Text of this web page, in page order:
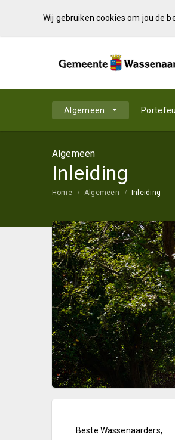
Wij gebruiken cookies om jou de
Algemeen
Algemeen
Inleiding
Home Algemeen Inleiding
Beste Wassenaarders,